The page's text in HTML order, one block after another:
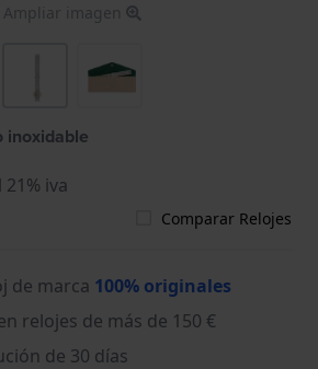
Ampliar imagen
inoxidable
21% iva
Comparar Relojes
de marca 100% originales
relojes de más de 150 €
de 30 días